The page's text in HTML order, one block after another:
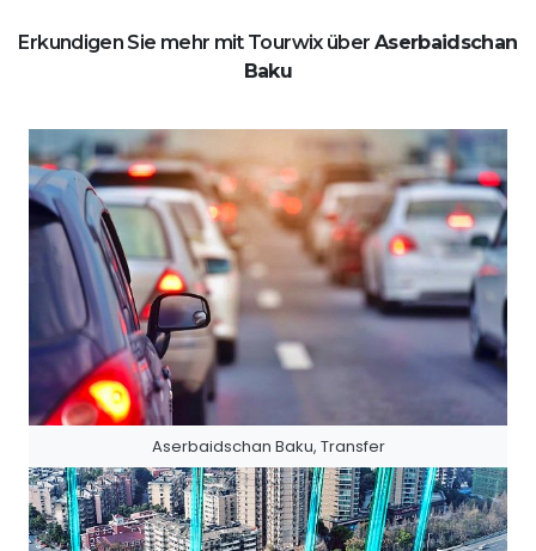
Erkundigen Sie mehr mit Tourwix über Aserbaidschan
Baku
Aserbaidschan Baku, Transfer